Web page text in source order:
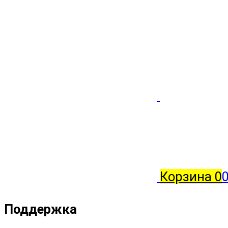
Корзина 0
Поддержка